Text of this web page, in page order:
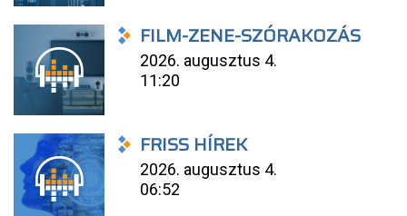
FILM-ZENE-SZÓRAKOZÁS
2026. augusztus 4.
11:20
FRISS HÍREK
2026. augusztus 4.
06:52